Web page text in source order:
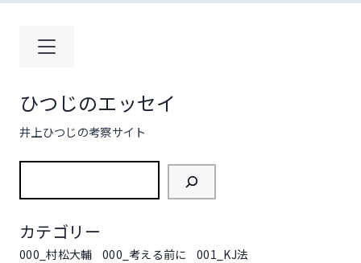
ひつじのエッセイ
井上ひつじの考察サイト
カテゴリー
000_村松大輔 000_考える前に
001_KJ法